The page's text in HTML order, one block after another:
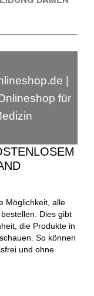
|
für
Möglichkeit, alle
Dies gibt
die Produkte in
So können
und ohne